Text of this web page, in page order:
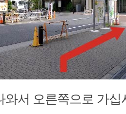
와서 오른쪽으로 가십